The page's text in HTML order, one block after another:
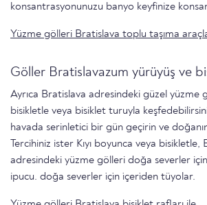
konsantrasyonunuzu banyo keyfinize
Yüzme gölleri Bratislava toplu taşıma
Göller Bratislavazum yürüyüş ve
Ayrıca Bratislava adresindeki güzel yüzme
bisikletle veya bisiklet turuyla
havada serinletici bir gün geçirin ve doğanın
Tercihiniz ister Kıyı boyunca veya bisikletle,
adresindeki yüzme gölleri doğa severler
ipucu. doğa severler i̇çi̇n i̇çeri̇den tüyolar.